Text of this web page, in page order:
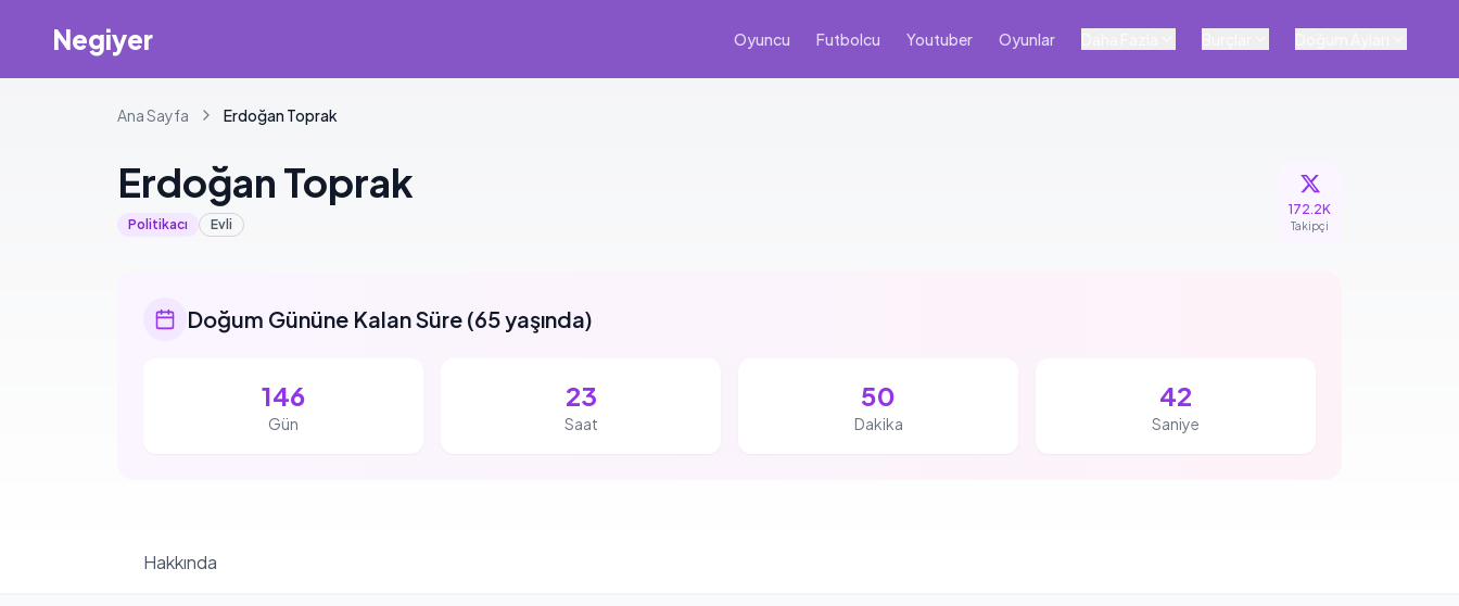
Negiyer Oyuncu Futbolcu Youtuber Oyunlar
Ana Sayfa Erdoğan Toprak
Erdoğan Toprak
Politikacı Evli
172.2K
Takipçi
Doğum Gününe Kalan Süre (65 yaşında)
146
Gün
23
Saat
50
Dakika
41
Saniye
Hakkında